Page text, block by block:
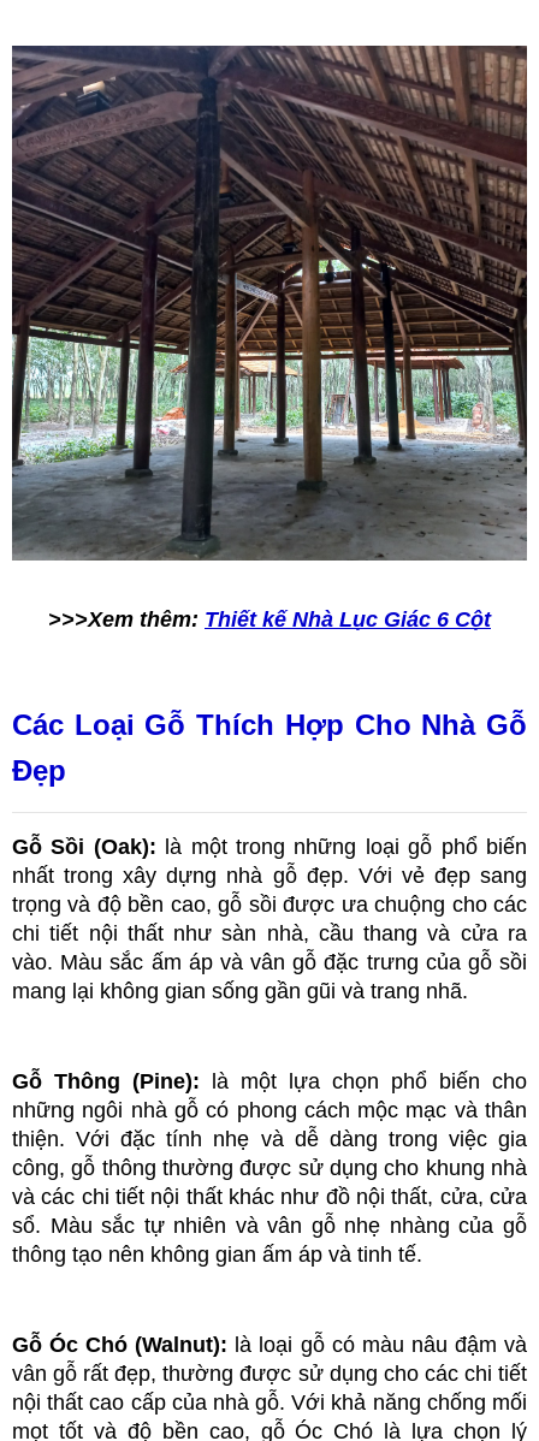
>>>Xem thêm: Thiết kế Nhà Lục Giác 6 Cột
Các Loại Gỗ Thích Hợp Cho Nhà Gỗ
Đẹp
Gỗ Sồi (Oak): là một trong những loại gỗ phổ biến
nhất trong xây dựng nhà gỗ đẹp. Với vẻ đẹp sang
trọng và độ bền cao, gỗ sồi được ưa chuộng cho các
chi tiết nội thất như sàn nhà, cầu thang và cửa ra
vào. Màu sắc ấm áp và vân gỗ đặc trưng của gỗ sồi
mang lại không gian sống gần gũi và trang nhã.
Gỗ Thông (Pine):
là một lựa chọn phổ biến cho
những ngôi nhà gỗ có phong cách mộc mạc và thân
thiện. Với đặc tính nhẹ và dễ dàng trong việc gia
công, gỗ thông thường được sử dụng cho khung nhà
và các chi tiết nội thất khác như đồ nội thất, cửa, cửa
sổ. Màu sắc tự nhiên và vân gỗ nhẹ nhàng của gỗ
thông tạo nên không gian ấm áp và tinh tế.
Gỗ Óc Chó (Walnut): là loại gỗ có màu nâu đậm và
vân gỗ rất đẹp, thường được sử dụng cho các chi tiết
nội thất cao cấp của nhà gỗ. Với khả năng chống mối
mọt tốt và độ bền cao, gỗ Óc Chó là lựa chọn lý